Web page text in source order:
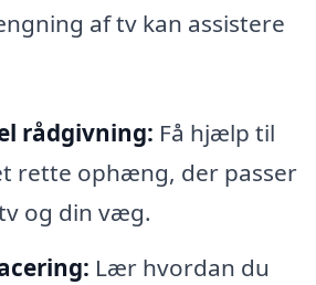
af tv kan assistere
rådgivning: Få hjælp til
rette ophæng, der passer
og din væg.
Lær hvordan du